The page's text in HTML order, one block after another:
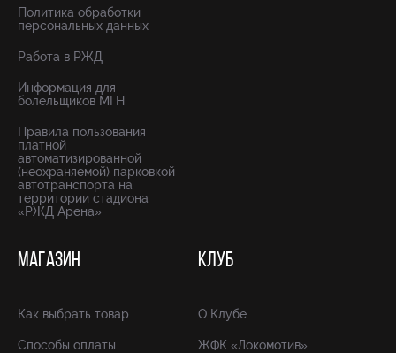
Политика обработки
персональных данных
Работа в РЖД
Информация для
болельщиков МГН
Правила пользования
платной
автоматизированной
(неохраняемой) парковкой
автотранспорта на
территории стадиона
«РЖД Арена»
МАГАЗИН
Как выбрать товар
Способы оплаты
КЛУБ
О Клубе
ЖФК «Локомотив»